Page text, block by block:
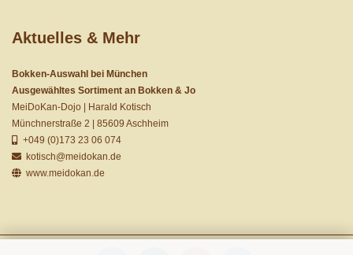
Aktuelles & Mehr
Bokken-Auswahl bei München
Ausgewähltes Sortiment an Bokken & Jo
MeiDoKan-Dojo | Harald Kotisch
Münchnerstraße 2 | 85609 Aschheim
+049 (0)173 23 06 074
kotisch@meidokan.de
www.meidokan.de